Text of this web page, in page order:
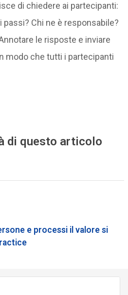
di chiedere ai partecipanti:
passi? Chi ne è responsabile?
le risposte e inviare
modo che tutti i partecipanti
di questo articolo
e processi il valore si